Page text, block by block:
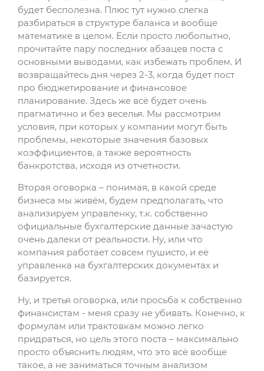
будет бесполезна. Плюс тут нужно слегка
разбираться в структуре баланса и вообще
математике в целом. Если просто любопытно,
прочитайте пару последних абзацев поста с
основными выводами, как избежать проблем. И
возвращайтесь дня через 2-3, когда будет пост
про бюджетирование и финансовое
планирование. Здесь же всё будет очень
прагматично и без веселья. Мы рассмотрим
условия, при которых у компании могут быть
проблемы, некоторые значения базовых
коэффициентов, а также вероятность
банкротства, исходя из отчетности.
Вторая оговорка – понимая, в какой среде
бизнеса мы живём, будем предполагать, что
анализируем управленку, т.к. собственно
официальные бухгалтерские данные зачастую
очень далеки от реальности. Ну, или что
компания работает совсем пушисто, и её
управленка на бухгалтерских документах и
базируется.
Ну, и третья оговорка, или просьба к собственно
финансистам - меня сразу не убивать. Конечно, к
формулам или трактовкам можно легко
придраться, но цель этого поста – максимально
просто объяснить людям, что это всё вообще
такое, а не заниматься точным анализом